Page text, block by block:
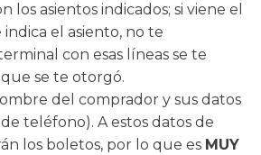
los asientos indicados; si viene el
el asiento, no te
con esas líneas se te
se te otorgó.
del comprador y sus datos
teléfono). A estos datos de
los boletos, por lo que es MUY